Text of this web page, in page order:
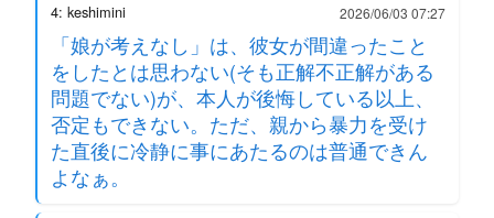
4: keshimini 2026/06/03 07:27
「娘が考えなし」は、彼女が間違ったこと
をしたとは思わない(そも正解不正解がある
問題でない)が、本人が後悔している以上、
否定もできない。ただ、親から暴力を受け
た直後に冷静に事にあたるのは普通できん
よなぁ。